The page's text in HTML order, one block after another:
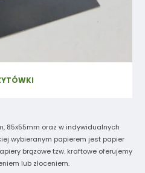
85x55mm oraz w indywidualnych
wybieranym papierem jest papier
brązowe tzw. kraftowe oferujemy
lub złoceniem.